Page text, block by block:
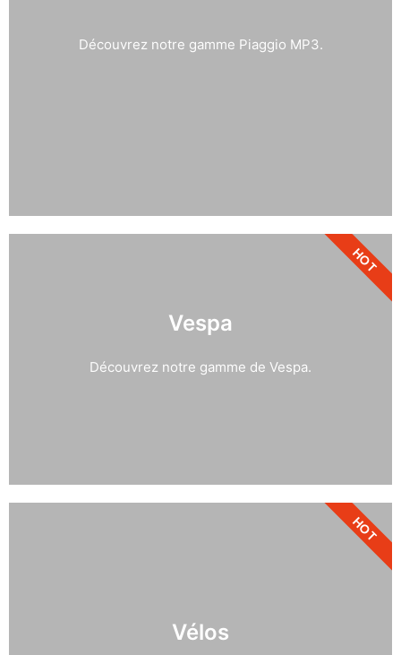
Découvrez notre gamme Piaggio MP3.
Vespa
Découvrez notre gamme de Vespa.
HOT
Vélos
HOT